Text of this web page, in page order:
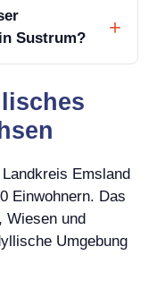
Sustrum?
Emsland
Einwohnern. Das
Wiesen und
Umgebung